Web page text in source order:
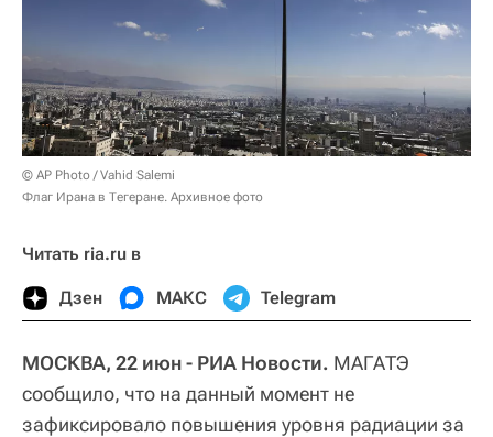
© AP Photo / Vahid Salemi
Флаг Ирана в Тегеране. Архивное фото
Читать ria.ru в
Дзен МАКС Telegram
МОСКВА, 22 июн - РИА Новости. МАГАТЭ
сообщило, что на данный момент не
зафиксировало повышения уровня радиации за